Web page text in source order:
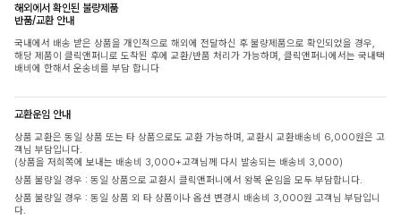
해외에서 확인된 불량제품
반품/교환 안내
국내에서 배송 받은 상품을 개인적으로 해외에 전달하신 후 불량제품으로 확인되었을 경우,
해당 제품이 클릭앤퍼니로 도착된 후에 교환/반품 처리가 가능하며, 클릭앤퍼니에서는 국내택
배비에 한해서 운송비를 부담 합니다
교환운임 안내
상품 교환은 동일 상품 또는 타 상품으로도 교환 가능하며, 교환시 교환배송비 6,000원은 고
객님 부담입니다.
(상품을 저희쪽에 보내는 배송비 3,000+고객님께 다시 발송되는 배송비 3,000)
상품 불량일 경우 : 동일 상품으로 교환시 클릭앤퍼니에서 왕복 운임을 모두 부담합니다.
상품 불량일 경우 : 동일 상품 외 타 상품이나 옵션 변경시 배송비 3,000원 고객님 부담입니
다.